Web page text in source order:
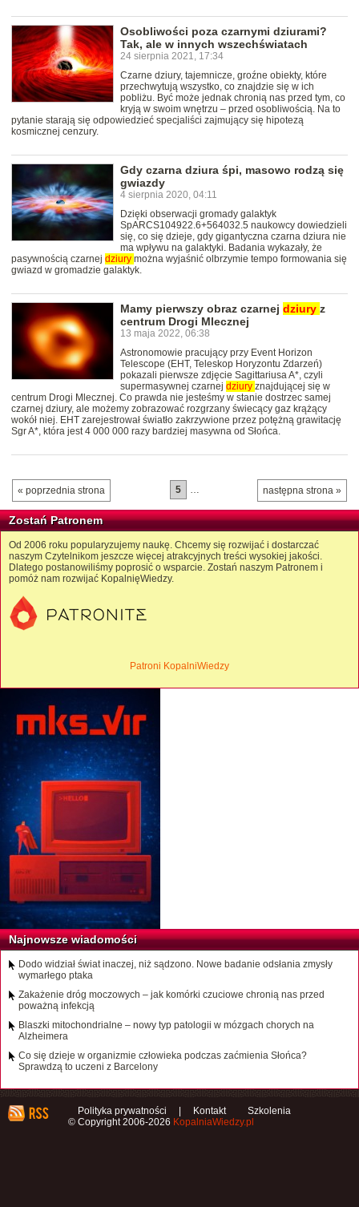
Osobliwości poza czarnymi dziurami?
Tak, ale w innych wszechświatach
24 sierpnia 2021, 17:34
Czarne dziury, tajemnicze, groźne obiekty, które
przechwytują wszystko, co znajdzie się w ich
pobliżu. Być może jednak chronią nas przed tym, co
kryją w swoim wnętrzu – przed osobliwością. Na to
pytanie starają się odpowiedzieć specjaliści zajmujący się hipotezą
kosmicznej cenzury.
Gdy czarna dziura śpi, masowo rodzą się
gwiazdy
4 sierpnia 2020, 04:11
Dzięki obserwacji gromady galaktyk
SpARCS104922.6+564032.5 naukowcy dowiedzieli
się, co się dzieje, gdy gigantyczna czarna dziura nie
ma wpływu na galaktyki. Badania wykazały, że
pasywnością czarnej dziury można wyjaśnić olbrzymie tempo formowania się
gwiazd w gromadzie galaktyk.
Mamy pierwszy obraz czarnej dziury z
centrum Drogi Mlecznej
13 maja 2022, 06:38
Astronomowie pracujący przy Event Horizon
Telescope (EHT, Teleskop Horyzontu Zdarzeń)
pokazali pierwsze zdjęcie Sagittariusa A*, czyli
supermasywnej czarnej dziury znajdującej się w
centrum Drogi Mlecznej. Co prawda nie jesteśmy w stanie dostrzec samej
czarnej dziury, ale możemy zobrazować rozgrzany świecący gaz krążący
wokół niej. EHT zarejestrował światło zakrzywione przez potężną grawitację
Sgr A*, która jest 4 000 000 razy bardziej masywna od Słońca.
« poprzednia strona następna strona »
5 …
Zostań Patronem
Od 2006 roku popularyzujemy naukę. Chcemy się rozwijać i dostarczać
naszym Czytelnikom jeszcze więcej atrakcyjnych treści wysokiej jakości.
Dlatego postanowiliśmy poprosić o wsparcie. Zostań naszym Patronem i
pomóż nam rozwijać KopalnięWiedzy.
Patroni KopalniWiedzy
Najnowsze wiadomości
Dodo widział świat inaczej, niż sądzono. Nowe badanie odsłania zmysły
wymarłego ptaka
Zakażenie dróg moczowych – jak komórki czuciowe chronią nas przed
poważną infekcją
Blaszki mitochondrialne – nowy typ patologii w mózgach chorych na
Alzheimera
Co się dzieje w organizmie człowieka podczas zaćmienia Słońca?
Sprawdzą to uczeni z Barcelony
Polityka prywatności Kontakt
Szkolenia
© Copyright 2006-2026 KopalniaWiedzy.pl